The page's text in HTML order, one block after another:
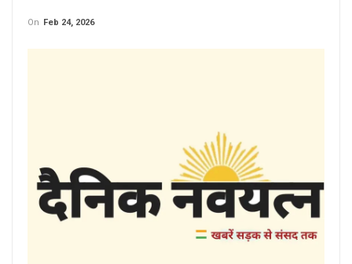
On Feb 24, 2026